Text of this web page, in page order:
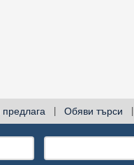
Обяви търси